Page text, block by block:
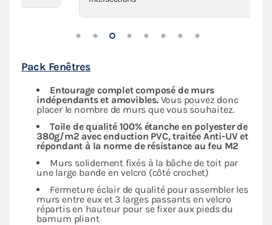
Pack Fenêtres
Entourage complet composé de murs
indépendantset amovibles. Vous pouvez donc
placer le nombre de murs que vous souhaitez.
Toile de qualité 100% étanche en polyester de
380g/m2 avec enduction PVC, traitée Anti-UV et
répondant à la norme de résistance au feu M2
Murs solidement fixés à la bâche de toit par
une large bande en velcro (côté crochet)
Fermeture éclair de qualité pour assembler les
murs entre eux et 3 larges passants en velcro
répartis en hauteur pour se fixer aux pieds du
barnum pliant